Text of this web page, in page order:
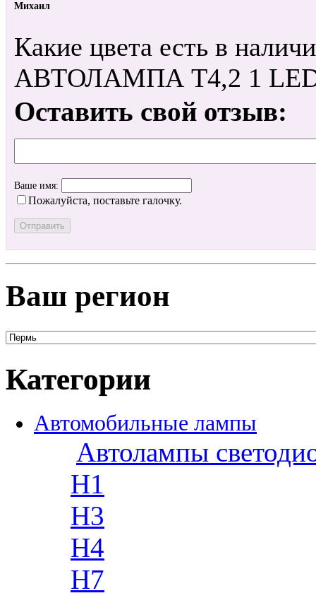
Михаил
Какие цвета есть в
АВТОЛАМПА T4,2 1 LED
Оставить свой отзыв:
Ваше имя:
Пожалуйста, поставьте галочку.
Ваш регион
Категории
Автомобильные лампы
Автолампы
H1
H3
H4
H7